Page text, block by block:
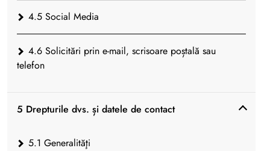
4.5 Social Media
4.6 Solicitări prin e-mail, scrisoare poștală sau
telefon
5 Drepturile dvs. și datele de contact
5.1 Generalităţi